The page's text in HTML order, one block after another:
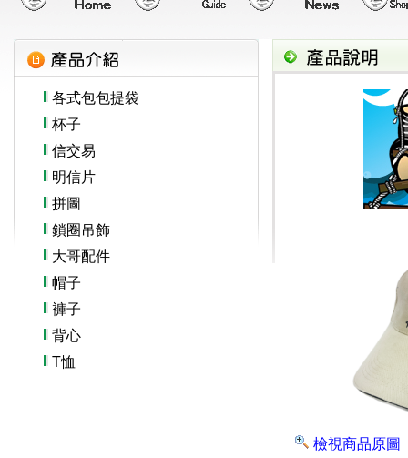
各式包包提袋
杯子
信交易
明信片
拼圖
鎖圈吊飾
大哥配件
帽子
褲子
背心
T恤
檢視商品原圖